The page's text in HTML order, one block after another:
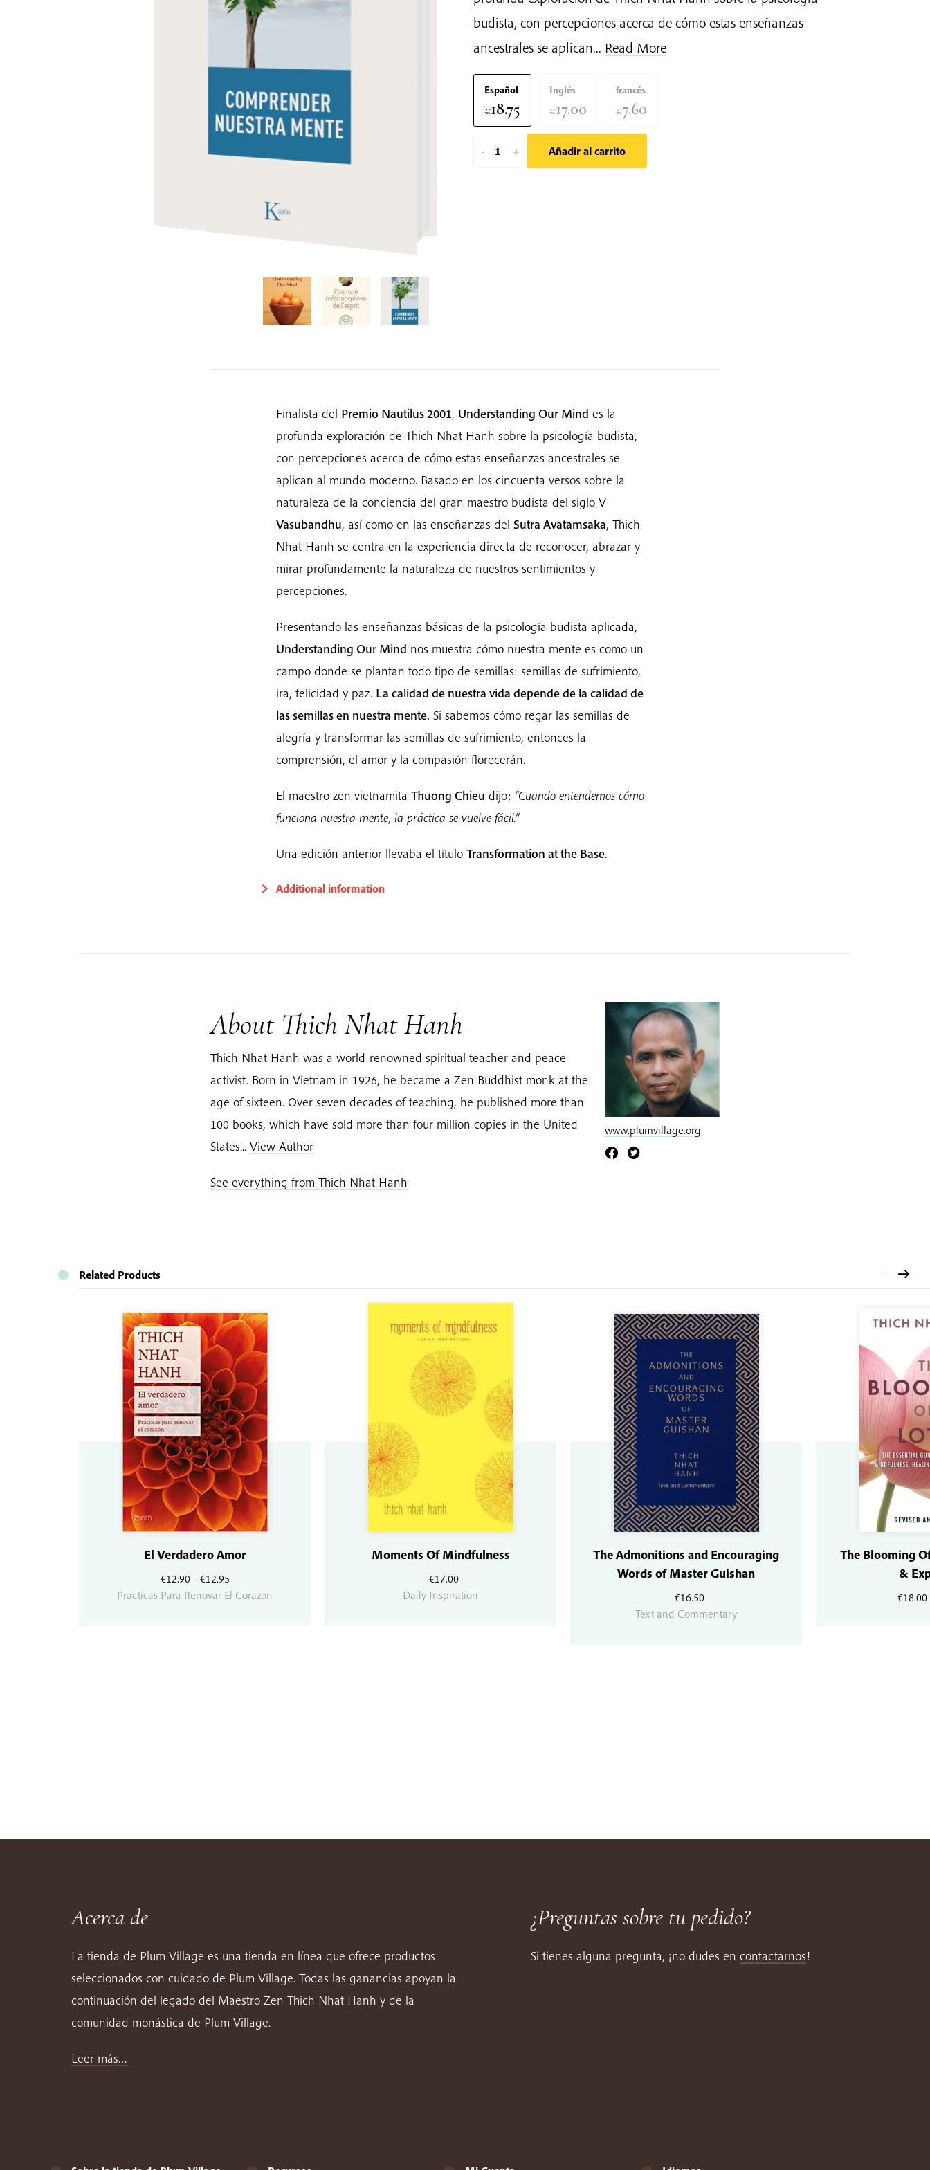
budista, con percepciones acerca de cómo estas enseñanzas
ancestrales se aplican... Read More
Español
€18.75
Inglés
€17.00
francés
€7.60
-
Understanding
+ Añadir al carrito
Finalista del Premio Nautilus 2001, Understanding Our Mind es la
profunda exploración de Thich Nhat Hanh sobre la psicología budista,
con percepciones acerca de cómo estas enseñanzas ancestrales se
aplican al mundo moderno. Basado en los cincuenta versos sobre la
naturaleza de la conciencia del gran maestro budista del siglo V
Vasubandhu, así como en las enseñanzas del Sutra Avatamsaka, Thich
Nhat Hanh se centra en la experiencia directa de reconocer, abrazar y
mirar profundamente la naturaleza de nuestros sentimientos y
percepciones.
Presentando las enseñanzas básicas de la psicología budista aplicada,
Understanding Our Mind nos muestra cómo nuestra mente es como un
campo donde se plantan todo tipo de semillas: semillas de sufrimiento,
ira, felicidad y paz. La calidad de nuestra vida depende de la calidad de
las semillas en nuestra mente. Si sabemos cómo regar las semillas de
alegría y transformar las semillas de sufrimiento, entonces la
comprensión, el amor y la compasión florecerán.
El maestro zen vietnamita Thuong Chieu dijo: “Cuando entendemos cómo
funciona nuestra mente, la práctica se vuelve fácil.”
Una edición anterior llevaba el título Transformation at the Base.
Additional information
About Thich Nhat Hanh
Thich Nhat Hanh was a world-renowned spiritual teacher and peace
activist. Born in Vietnam in 1926, he became a Zen Buddhist monk at the
age of sixteen. Over seven decades of teaching, he published more than
100 books, which have sold more than four million copies in the United
States... View Author
See everything from Thich Nhat Hanh
www.plumvillage.org
Related Products
€12.90 - €12.95Rango
de
El Verdadero Amor
Practicas Para Renovar El Corazon
€17.00
Moments Of Mindfulness
Daily Inspiration €16.50
The Admonitions and Encouraging
Words of Master Guishan
Text and Commentary
€18.00
The Blooming
&
Acerca de
La tienda de Plum Village es una tienda en línea que ofrece productos
seleccionados con cuidado de Plum Village. Todas las ganancias apoyan la
continuación del legado del Maestro Zen Thich Nhat Hanh y de la
comunidad monástica de Plum Village.
Leer más…
¿Preguntas sobre tu pedido?
Si tienes alguna pregunta, ¡no dudes en contactarnos!